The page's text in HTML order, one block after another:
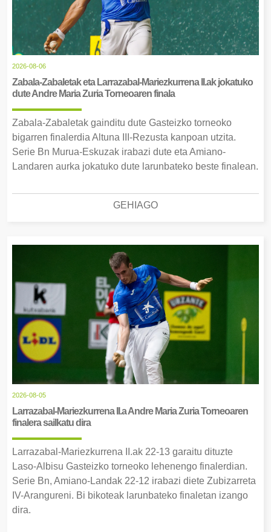
2026-08-06
Zabala-Zabaletak eta Larrazabal-Mariezkurrena II.ak jokatuko
dute Andre Maria Zuria Torneoaren finala
Zabala-Zabaletak gainditu dute Gasteizko torneoko
bigarren finalerdia Altuna III-Rezusta kanpoan utzita.
Serie Bn Murua-Eskuzak irabazi dute eta Amiano-
Landaren aurka jokatuko dute larunbateko beste finalean.
GEHIAGO
2026-08-05
Larrazabal-Mariezkurrena II.a Andre Maria Zuria Torneoaren
finalera sailkatu dira
Larrazabal-Mariezkurrena II.ak 22-13 garaitu dituzte
Laso-Albisu Gasteizko torneoko lehenengo finalerdian.
Serie Bn, Amiano-Landak 22-12 irabazi diete Zubizarreta
IV-Arangureni. Bi bikoteak larunbateko finaletan izango
dira.